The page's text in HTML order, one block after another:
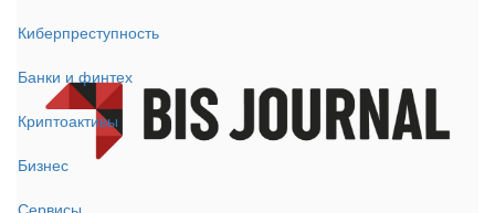
Киберпреступность
Банки и финтех
Криптоактивы
Бизнес
Сервисы